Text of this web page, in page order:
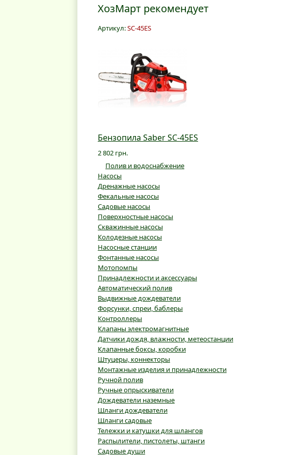
ХозМарт рекомендует
Артикул:SC-45ES
Бензопила Saber SC-45ES
2 802 грн.
Полив и водоснабжение
Насосы
Дренажные насосы
Фекальные насосы
Садовые насосы
Поверхностные насосы
Скважинные насосы
Колодезные насосы
Насосные станции
Фонтанные насосы
Мотопомпы
Принадлежности и аксессуары
Автоматический полив
Выдвижные дождеватели
Форсунки, спреи, баблеры
Контроллеры
Клапаны электромагнитные
Датчики дождя, влажности, метеостанции
Клапанные боксы, коробки
Штуцеры, коннекторы
Монтажные изделия и принадлежности
Ручной полив
Ручные опрыскиватели
Дождеватели наземные
Шланги дождеватели
Шланги садовые
Тележки и катушки для шлангов
Распылители, пистолеты, штанги
Садовые души